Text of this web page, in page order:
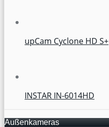
upCam Cyclone HD S+
INSTAR IN-6014HD
Außenkameras